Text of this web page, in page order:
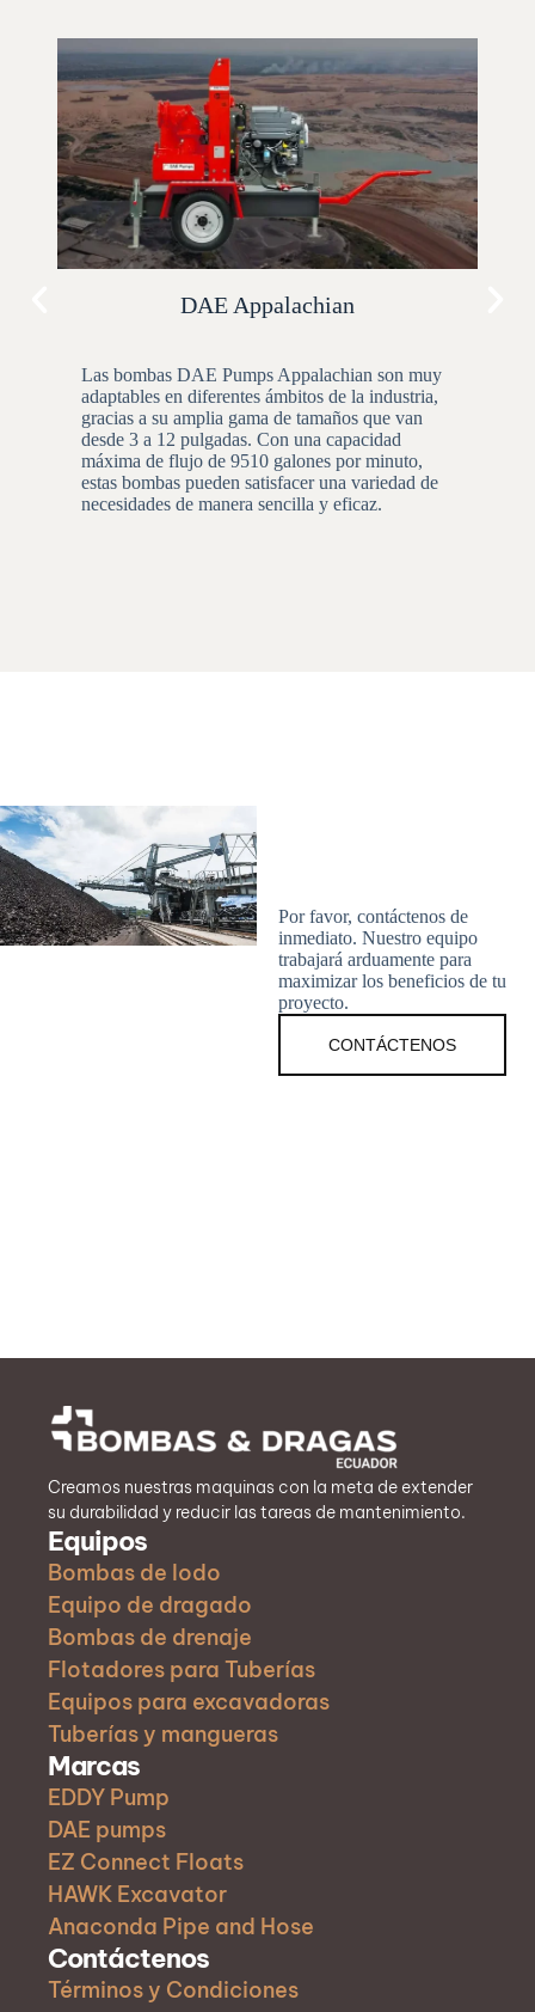
DAE Appalachian
Las bombas DAE Pumps Appalachian son muy
adaptables en diferentes ámbitos de la industria,
gracias a su amplia gama de tamaños que van
desde 3 a 12 pulgadas. Con una capacidad
máxima de flujo de 9510 galones por minuto,
estas bombas pueden satisfacer una variedad de
necesidades de manera sencilla y eficaz.
Por favor, contáctenos de
inmediato. Nuestro equipo
trabajará arduamente para
maximizar los beneficios de tu
proyecto.
CONTÁCTENOS
Creamos nuestras maquinas con la meta de extender
su durabilidad y reducir las tareas de mantenimiento.
Equipos
Bombas de lodo
Equipo de dragado
Bombas de drenaje
Flotadores para Tuberías
Equipos para excavadoras
Tuberías y mangueras
Marcas
EDDY Pump
DAE pumps
EZ Connect Floats
HAWK Excavator
Anaconda Pipe and Hose
Contáctenos
Términos y Condiciones